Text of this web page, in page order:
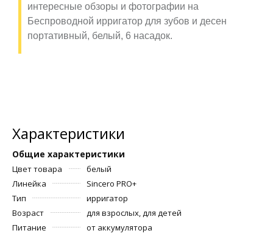
интересные обзоры и фотографии на
Беспроводной ирригатор для зубов и десен
портативный, белый, 6 насадок.
Характеристики
Общие характеристики
Цвет товара
белый
Линейка
Sincero PRO+
Тип
ирригатор
Возраст
для взрослых, для детей
Питание
от аккумулятора